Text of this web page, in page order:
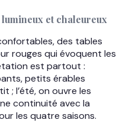
lumineux et chaleureux
des tables
rouges qui évoquent les
est partout :
petits érables
; l’été, on ouvre les
continuité avec la
les quatre saisons.